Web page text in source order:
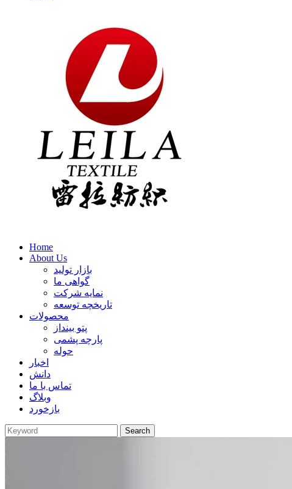
Home
About Us
بازار تولید
گواهی ما
نمایه شرکت
تاریخچه توسعه
محصولات
پتو بینداز
پارچه پشمی
حوله
اخبار
دانش
تماس با ما
وبلاگ
بازخورد